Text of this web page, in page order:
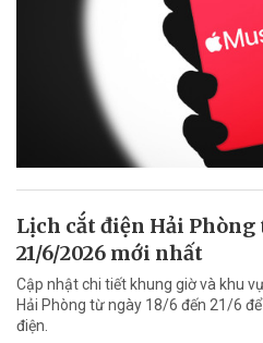
Lịch cắt điện Hải Phòng
21/6/2026 mới nhất
Cập nhật chi tiết khung giờ và khu
Hải Phòng từ ngày 18/6 đến 21/6
điện.